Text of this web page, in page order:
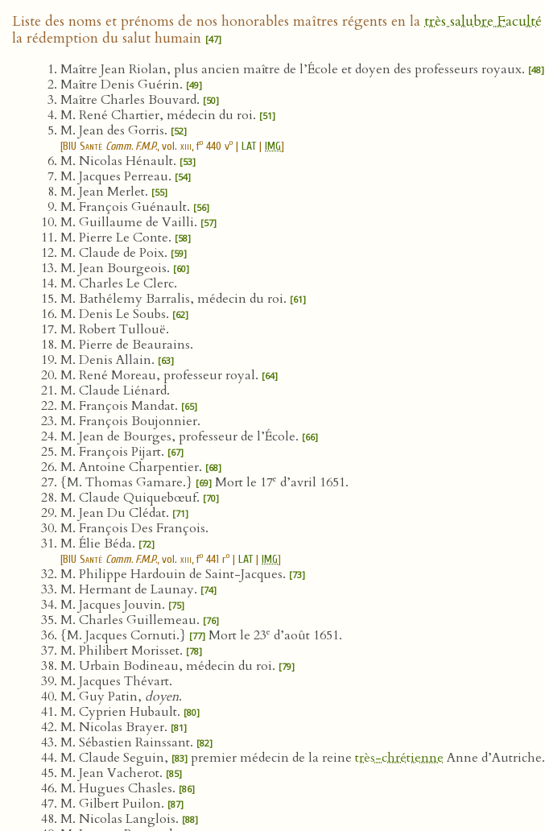
Liste des noms et prénoms de nos honorables maîtres régents en la très salubre Faculté
la rédemption du salut humain [47]
Maître Jean Riolan, plus ancien maître de l’École et doyen des professeurs royaux. [48]
Maître Denis Guérin. [49]
Maître Charles Bouvard. [50]
M. René Chartier, médecin du roi. [51]
M. Jean des Gorris. [52]
[BIU Santé Comm. F.M.P., vol. xiii, fo 440 vo | LAT| IMG]
M. Nicolas Hénault. [53]
M. Jacques Perreau. [54]
M. Jean Merlet. [55]
M. François Guénault. [56]
M. Guillaume de Vailli. [57]
M. Pierre Le Conte. [58]
M. Claude de Poix. [59]
M. Jean Bourgeois. [60]
M. Charles Le Clerc.
M. Bathélemy Barralis, médecin du roi. [61]
M. Denis Le Soubs. [62]
M. Robert Tullouë.
M. Pierre de Beaurains.
M. Denis Allain. [63]
M. René Moreau, professeur royal. [64]
M. Claude Liénard.
M. François Mandat. [65]
M. François Boujonnier.
M. Jean de Bourges, professeur de l’École. [66]
M. François Pijart. [67]
M. Antoine Charpentier. [68]
{M. Thomas Gamare.} [69] Mort le 17e d’avril 1651.
M. Claude Quiquebœuf. [70]
M. Jean Du Clédat. [71]
M. François Des François.
M. Élie Béda. [72]
[BIU Santé Comm. F.M.P., vol. xiii, fo 441 ro | LAT| IMG]
M. Philippe Hardouin de Saint-Jacques. [73]
M. Hermant de Launay. [74]
M. Jacques Jouvin. [75]
M. Charles Guillemeau. [76]
{M. Jacques Cornuti.} [77] Mort le 23e d’août 1651.
M. Philibert Morisset. [78]
M. Urbain Bodineau, médecin du roi. [79]
M. Jacques Thévart.
M. Guy Patin, doyen.
M. Cyprien Hubault. [80]
M. Nicolas Brayer. [81]
M. Sébastien Rainssant. [82]
M. Claude Seguin, [83] premier médecin de la reine très-chrétienne Anne d’Autriche.
M. Jean Vacherot. [85]
M. Hugues Chasles. [86]
M. Gilbert Puilon. [87]
M. Nicolas Langlois. [88]